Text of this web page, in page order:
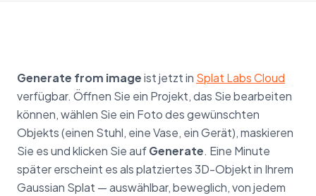
Generate from imageist jetzt in Splat Labs Cloud
verfügbar. Öffnen Sie ein Projekt, das Sie bearbeiten
können, wählen Sie ein Foto des gewünschten
Objekts (einen Stuhl, eine Vase, ein Gerät), maskieren
Sie es und klicken Sie aufGenerate. Eine Minute
später erscheint es als platziertes 3D-Objekt in Ihrem
Gaussian Splat — auswählbar, beweglich, von jedem